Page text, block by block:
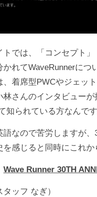
トでは、「コンセプト
かれてWaveRunnerにつ
、着席型PWCやジェッ
林さんのインタビュー
知られている方なんです
語なので苦労しますが
を感じると同時にこれか
Wave Runner 30TH
ッフ なぎ）